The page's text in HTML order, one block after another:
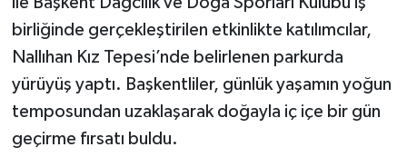
birliğinde gerçekleştirilen etkinlikte katılımcılar,
Nallıhan Kız Tepesi’nde belirlenen parkurda
yürüyüş yaptı. Başkentliler, günlük yaşamın yoğun
temposundan uzaklaşarak doğayla iç içe bir gün
geçirme fırsatı buldu.